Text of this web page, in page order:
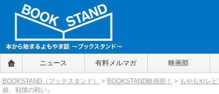
BOOKSTAND（ブックスタンド）
～本から始まるよもやま話～
BOOKSTAND（ブ
ックスタンド）
ニュース 有料メルマガ 映画部
BOOKSTAND（ブックスタンド） > BOOKSTAND映画部！ > もやもやレ
娘、戦慄の戦い』